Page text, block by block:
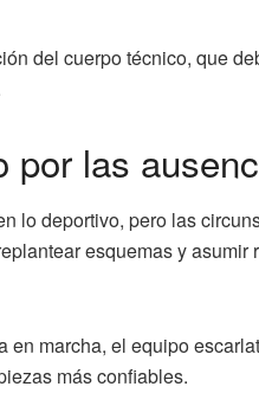
del cuerpo técnico, que
por las
lo deportivo, pero las
esquemas y
marcha, el equipo
más confiables.